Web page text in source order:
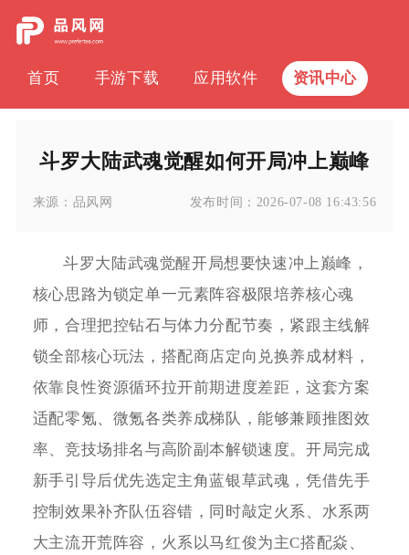
首页 手游下载 应用软件 资讯中心
斗罗大陆武魂觉醒如何开局冲上巅峰
来源： 品风网 发布时间： 2026-07-08 16:43:56
斗罗大陆武魂觉醒开局想要快速冲上巅峰，
核心思路为锁定单一元素阵容极限培养核心魂
师，合理把控钻石与体力分配节奏，紧跟主线解
锁全部核心玩法，搭配商店定向兑换养成材料，
依靠良性资源循环拉开前期进度差距，这套方案
适配零氪、微氪各类养成梯队，能够兼顾推图效
率、竞技场排名与高阶副本解锁速度。开局完成
新手引导后优先选定主角蓝银草武魂，凭借先手
控制效果补齐队伍容错，同时敲定火系、水系两
大主流开荒阵容，火系以马红俊为主C搭配焱、